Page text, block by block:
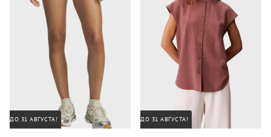
ДО 31 АВГУСТА! ДО 31 АВГУСТА!